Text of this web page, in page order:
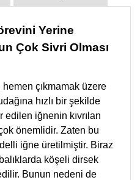
Yerine
Çok Sivri Olması
çıkmamak üzere
hızlı bir şekilde
iğnenin kıvrılan
önemlidir. Zaten bu
iğne üretilmiştir. Biraz
köşeli dirsek
Bunun nedeni de